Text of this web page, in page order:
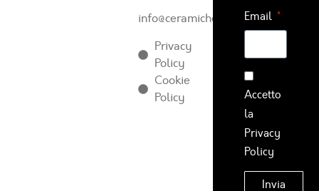
info@ceramichearcadia.com
Privacy
Policy
Cookie
Policy
Email
Accetto
la
Privacy
Policy
Invia